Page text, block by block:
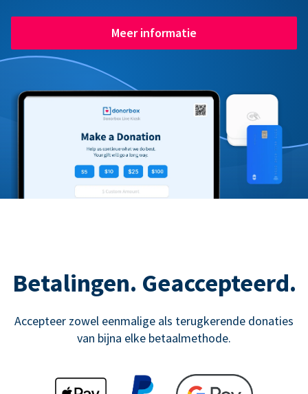
Meer informatie
Betalingen. Geaccepteerd.
Accepteer zowel eenmalige als terugkerende donaties
van bijna elke betaalmethode.